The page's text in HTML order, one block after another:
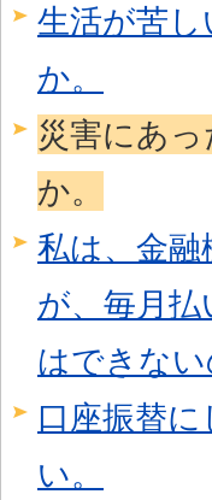
生活が苦
か。
災害にあ
か。
私は、金
が、毎月
はできない
口座振替
い。